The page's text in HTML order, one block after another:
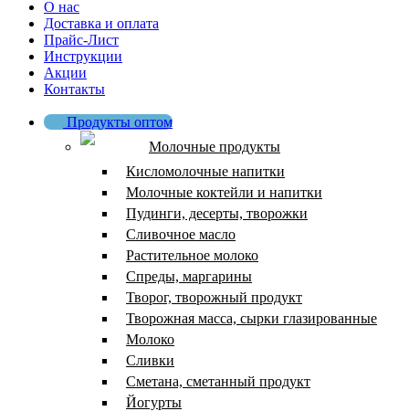
О нас
Доставка и оплата
Прайс-Лист
Инструкции
Акции
Контакты
Продукты оптом
Молочные продукты
Кисломолочные напитки
Молочные коктейли и напитки
Пудинги, десерты, творожки
Сливочное масло
Растительное молоко
Спреды, маргарины
Творог, творожный продукт
Творожная масса, сырки глазированные
Молоко
Сливки
Сметана, сметанный продукт
Йогурты